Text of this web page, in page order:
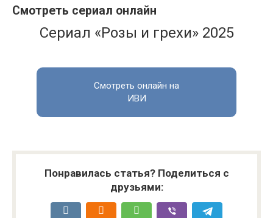
Смотреть сериал онлайн
Сериал «Розы и грехи» 2025
Смотреть онлайн на
ИВИ
Понравилась статья? Поделиться с
друзьями: